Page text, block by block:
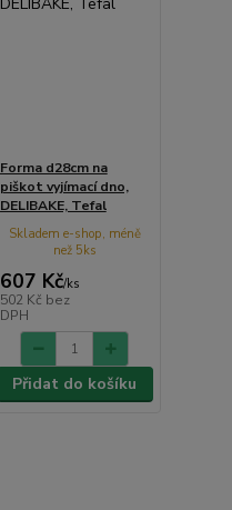
Forma d28cm na
piškot vyjímací dno,
DELIBAKE, Tefal
607 Kč/ks
502 Kč bez
DPH
Skladem e-shop, méně
než 5ks
Přidat do košíku